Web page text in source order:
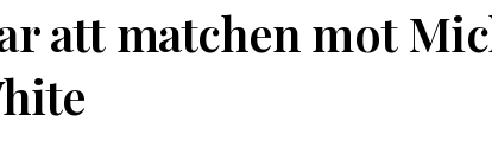
att matchen mot